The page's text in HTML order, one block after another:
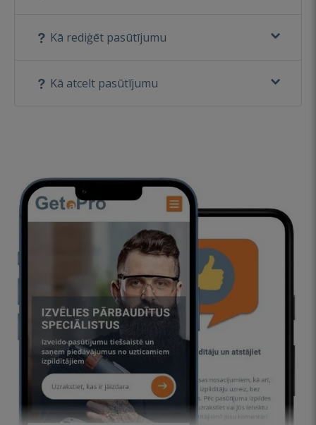
Kā rediģēt pasūtījumu
Kā atcelt pasūtījumu